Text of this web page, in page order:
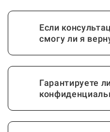
Если
смогу ли я
Гарантируете